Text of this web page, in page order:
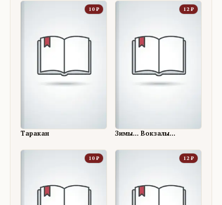
10 ₽
Таракан
12 ₽
Зимы... Вокзалы...
10 ₽ 12 ₽